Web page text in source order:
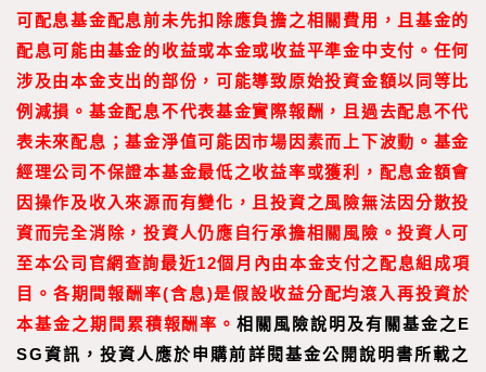
可配息基金配息前未先扣除應負擔之相關費用，且基金的
配息可能由基金的收益或本金或收益平準金中支付。任何
涉及由本金支出的部份，可能導致原始投資金額以同等比
例減損。基金配息不代表基金實際報酬，且過去配息不代
表未來配息；基金淨值可能因市場因素而上下波動。基金
經理公司不保證本基金最低之收益率或獲利，配息金額會
因操作及收入來源而有變化，且投資之風險無法因分散投
資而完全消除，投資人仍應自行承擔相關風險。投資人可
至本公司官網 查詢最近12個月內由本金支付之配息組成項
目。 各期間報酬率(含息)是假設收益分配均滾入再投資於
本基金之期間累積報酬率。相關風險說明及有關基金之E
SG資訊，投資人應於申購前詳閱基金公開說明書所載之